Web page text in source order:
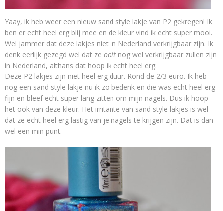
Yaay, ik heb weer een nieuw sand style lakje van P2 gekregen! Ik
ben er echt heel erg blij mee en de kleur vind ik echt super mooi.
Wel jammer dat deze lakjes niet in Nederland verkrijgbaar zijn. Ik
denk eerlijk gezegd wel dat ze ooit nog wel verkrijgbaar zullen zijn
in Nederland, althans dat hoop ik echt heel erg.
Deze P2 lakjes zijn niet heel erg duur. Rond de 2/3 euro. Ik heb
nog een sand style lakje nu ik zo bedenk en die was echt heel erg
fijn en bleef echt super lang zitten om mijn nagels. Dus ik hoop
het ook van deze kleur. Het irritante van sand style lakjes is wel
dat ze echt heel erg lastig van je nagels te krijgen zijn. Dat is dan
wel een min punt.